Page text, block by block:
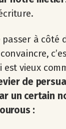
à côté
est vieux
de
un certain
: